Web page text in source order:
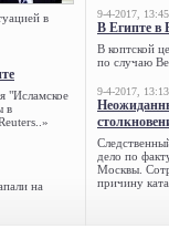
в
"Исламское
в
на
9-4-2017, 13:45
В Египте в
В коптской
по случаю
9-4-2017, 13:13
дело по
Москвы.
причину